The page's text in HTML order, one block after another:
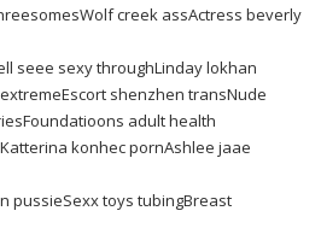
creek assActress beverly
seee sexy throughLinday lokhan
shenzhen transNude
adult health
konhec pornAshlee jaae
pussieSexx toys tubingBreast